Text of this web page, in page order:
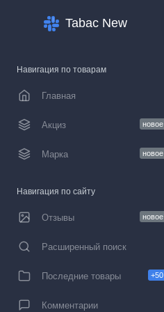
Tabac New
Навигация по товарам
Главная
Акциз новое
Марка новое
Навигация по сайту
Отзывы новое
Расширенный поиск
Последние товары +50
Комментарии